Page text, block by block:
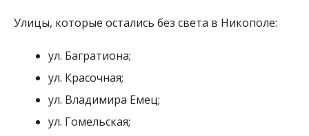
ул. Костромская;
ул. Леси Украинки;
ул. Леваневского;
ул. Миргородская;
ул. Подгорная;